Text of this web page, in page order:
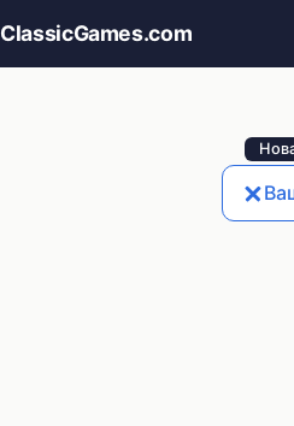
ClassicGames.com